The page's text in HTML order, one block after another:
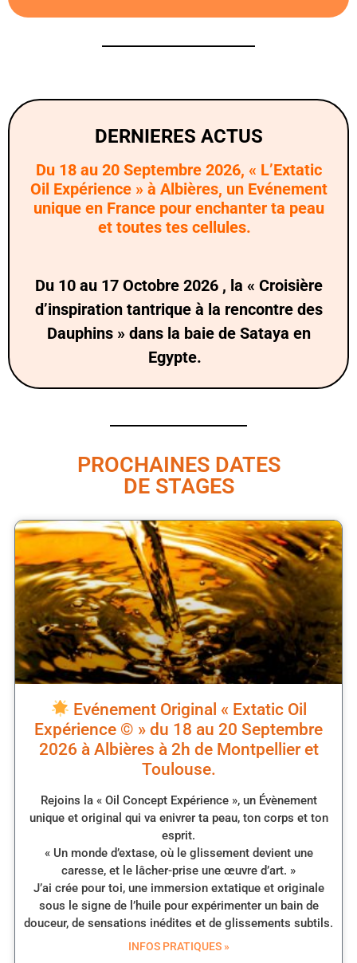
DERNIERES ACTUS
Du 18 au 20 Septembre 2026, « L’Extatic
Oil Expérience » à Albières, un Evénement
unique en France pour enchanter ta peau
et toutes tes cellules.
Du 10 au 17 Octobre 2026 , la « Croisière
d’inspiration tantrique à la rencontre des
Dauphins » dans la baie de Sataya en
Egypte.
PROCHAINES DATES
DE STAGES
Evénement Original « Extatic Oil
Expérience © » du 18 au 20 Septembre
2026 à Albières à 2h de Montpellier et
Toulouse.
Rejoins la « Oil Concept Expérience », un Évènement
unique et original qui va enivrer ta peau, ton corps et ton
esprit.
« Un monde d’extase, où le glissement devient une
caresse, et le lâcher-prise une œuvre d’art. »
J’ai crée pour toi, une immersion extatique et originale
sous le signe de l’huile pour expérimenter un bain de
douceur, de sensations inédites et de glissements subtils.
INFOS PRATIQUES »